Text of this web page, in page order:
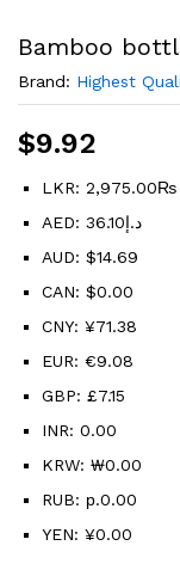
Bamboo
Brand: Highest
$9.92
LKR: 2,975.00₨
AED:
36.10د.إ
AUD: $14.69
CAN: $0.00
CNY: ¥71.38
EUR: €9.08
GBP: £7.15
INR: ₹0.00
KRW: ₩0.00
RUB: р.0.00
YEN: ¥0.00